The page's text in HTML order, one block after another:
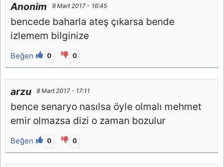
Anonim 9 Mart 2017 - 16:45
bencede baharla ateş çıkarsa bende
izlemem bilginize
Beğen 0 0
arzu 8 Mart 2017 - 17:11
bence senaryo nasılsa öyle olmalı mehmet
emir olmazsa dizi o zaman bozulur
Beğen 0 0